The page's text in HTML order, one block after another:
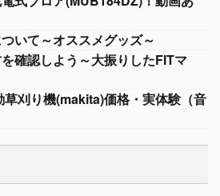
いて～オススメグッズ～
確認しよう～大振りしたFITマ
草刈り機(makita)価格・実体験（音